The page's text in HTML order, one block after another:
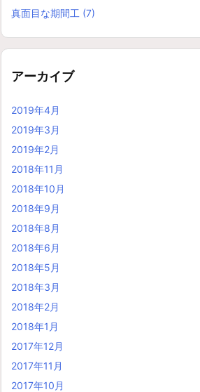
真面目な期間工 (7)
アーカイブ
2019年4月
2019年3月
2019年2月
2018年11月
2018年10月
2018年9月
2018年8月
2018年6月
2018年5月
2018年3月
2018年2月
2018年1月
2017年12月
2017年11月
2017年10月